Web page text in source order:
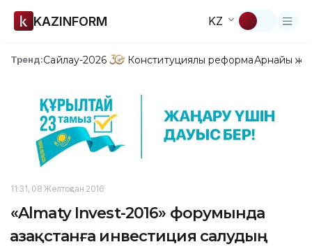
KAZINFORM KZ
Тренд:Сайлау-2026 Конституциялық реформаАрнайы
11:31, 08 Желтоқсан 2016
«Almaty Іnvest-2016» форумында
Қазақстанға инвестиция салудың